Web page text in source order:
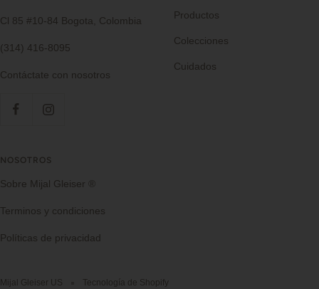
Cl 85 #10-84 Bogota, Colombia
(314) 416-8095
Contáctate con nosotros
Productos
Colecciones
Cuidados
NOSOTROS
Sobre Mijal Gleiser ®
Terminos y condiciones
Políticas de privacidad
Mijal Gleiser US Tecnología de Shopify